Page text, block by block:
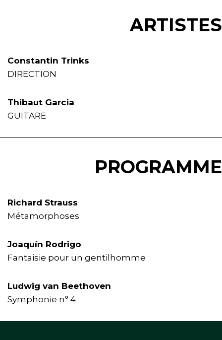
ARTISTES
Constantin Trinks
DIRECTION
Thibaut Garcia
GUITARE
PROGRAMME
Richard Strauss
Métamorphoses
Joaquín Rodrigo
Fantaisie pour un gentilhomme
Ludwig van Beethoven
Symphonie n° 4